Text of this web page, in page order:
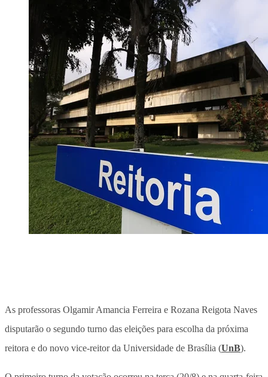
As professoras Olgamir Amancia Ferreira e Rozana Reigota Naves
disputarão o segundo turno das eleições para escolha da próxima
reitora e do novo vice-reitor da Universidade de Brasília (UnB).